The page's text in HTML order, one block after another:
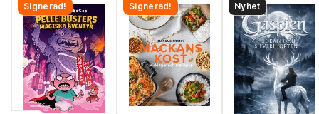
Signerad! Signerad! Nyhet